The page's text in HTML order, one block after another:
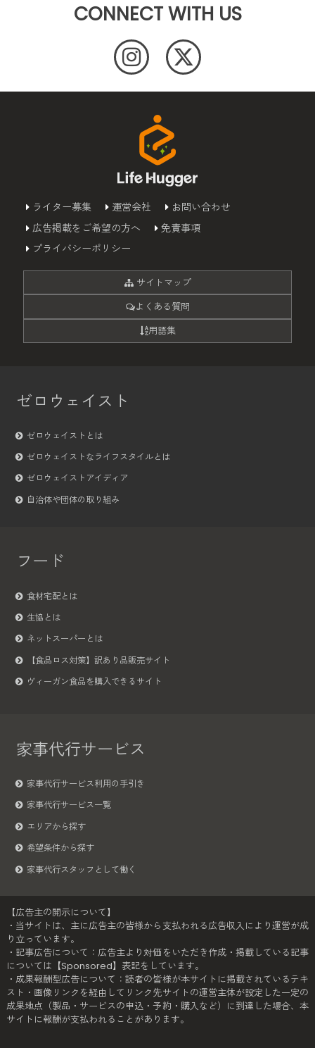
CONNECT WITH US
ライター募集 運営会社
お問い合わせ
広告掲載をご希望の方へ
免責事項
プライバシーポリシー
サイトマップ
よくある質問
用語集
ゼロウェイスト
ゼロウェイストとは
ゼロウェイストなライフスタイルとは
ゼロウェイストアイディア
自治体や団体の取り組み
フード
食材宅配とは
生協とは
ネットスーパーとは
【食品ロス対策】訳あり品販売サイト
ヴィーガン食品を購入できるサイト
家事代行サービス
家事代行サービス利用の手引き
家事代行サービス一覧
エリアから探す
希望条件から探す
家事代行スタッフとして働く
【広告主の開示について】
・当サイトは、主に広告主の皆様から支払われる広告収入により運営が成
り立っています。
・記事広告について：広告主より対価をいただき作成・掲載している記事
については【Sponsored】表記をしています。
・成果報酬型広告について：読者の皆様が本サイトに掲載されているテキ
スト・画像リンクを経由してリンク先サイトの運営主体が設定した一定の
成果地点（製品・サービスの申込・予約・購入など）に到達した場合、本
サイトに報酬が支払われることがあります。